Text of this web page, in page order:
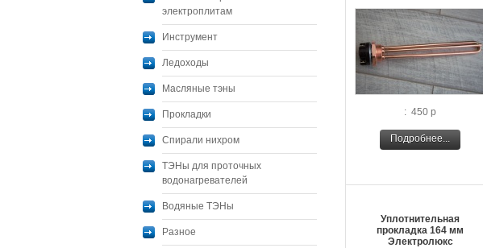
электроплитам
Инструмент
Ледоходы
Масляные тэны
Прокладки
Спирали нихром
ТЭНы для проточных
водонагревателей
Водяные ТЭНы
Разное
: 450 р
Подробнее...
Уплотнительная
прокладка 164 мм
Электролюкс